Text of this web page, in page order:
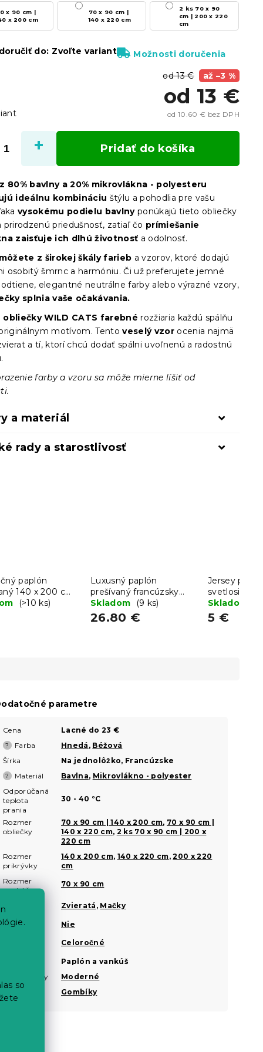
so
od 13 € až –3 %
od 13 €
od 10.60 € bez DPH
cena:
x 90 cm |
x 200 cm
70 x 90 cm |
140 x 220 cm
2 ks 70 x 90
cm | 200 x 220
cm
do: Zvoľte variant Možnosti doručenia
Pridať do košíka
80% bavlny a 20% mikrovlákna - polyesteru
ideálnu kombináciu štýlu a pohodlia pre vašu
vysokému podielu bavlnyponúkajú tieto obliečky
prirodzenú priedušnosť, zatiaľ čo prímiešanie
zaisťuje ich dlhú životnosť a odolnosť.
z širokej škály farieb a vzorov, ktoré dodajú
osobitý šmrnc a harmóniu. Či už preferujete jemné
elegantné neutrálne farby alebo výrazné vzory,
splnia vaše očakávania.
obliečky WILD CATS farebné rozžiaria každú spálňu
motívom. Tentoveselý vzor ocenia najmä
a tí, ktorí chcú dodať spálni uvoľnenú a radostnú
farby a vzoru sa môže mierne líšiť od
a materiál
rady a starostlivosť
paplón
140 x 200 cm
BASIC 70 x
(>10 ks)
Luxusný paplón
prešívaný francúzsky
200x220 cm
Skladom (9 ks)
26.80 €
Jersey
svetlosivá
Skladom
5 €
parametre
Cena Lacné do 23 €
? Farba Hnedá , Béžová
Šírka
Na jednolôžko, Francúzske
? Materiál Bavlna, Mikrovlákno - polyester
Odporúčaná
teplota
prania
30 - 40 °C
Rozmer
obliečky
70 x 90 cm | 140 x 200 cm, 70 x 90 cm |
140 x 220 cm, 2 ks 70 x 90 cm | 200 x
220 cm
Rozmer
prikrývky
140 x 200 cm, 140 x 220 cm,200 x 220
cm
Rozmer
vankúša
70 x 90 cm
obliečok
Zvieratá , Mačky
Nežehlivé
Nie
Celoročné
Paplón a vankúš
Štýl obliečky
Moderné
Gombíky